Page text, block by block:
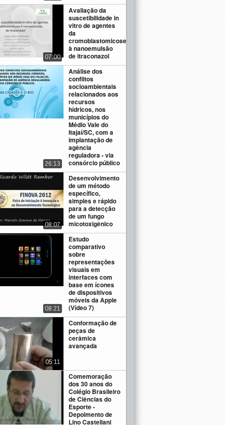
Avaliação da
suscetibilidade in
vitro de agentes
da
cromoblastomicose
à nanoemulsão
de itraconazol
07:00
Análise dos
conflitos
socioambientais
relacionados aos
recursos
hídricos, nos
municípios do
Médio Vale do
Itajaí/SC, com a
implantação de
agência
reguladora - via
consórcio público
26:13
Desenvolvimento
de um método
específico,
simples e rápido
para a detecção
de um fungo
micotoxigênico
08:07
Estudo
comparativo
sobre
representações
visuais em
interfaces com
base em ícones
de dispositivos
móveis da Apple
(Vídeo 7)
08:21
Conformação de
peças de
cerâmica
avançada
05:11
Comemoração
dos 30 anos do
Colégio Brasileiro
de Ciências do
Esporte -
Depoimento de
Lino Castellani